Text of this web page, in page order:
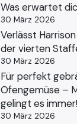
Was erwartet
30 März 2026
Verlässt
der vierten
30 März 2026
Für perfekt
Ofengemüse –
gelingt es immer!
30 März 2026